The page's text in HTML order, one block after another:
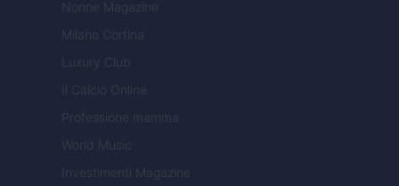
Nonne Magazine
Milano Cortina
Luxury Club
Il Calcio Online
Professione mamma
World Music
Investimenti Magazine